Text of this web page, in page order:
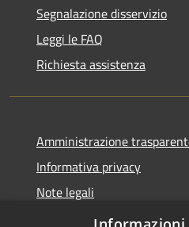
Segnalazione disservizio
Leggi le FAQ
Richiesta assistenza
Amministrazione
Informativa privacy
Note legali
Dichiarazione di accessibilità